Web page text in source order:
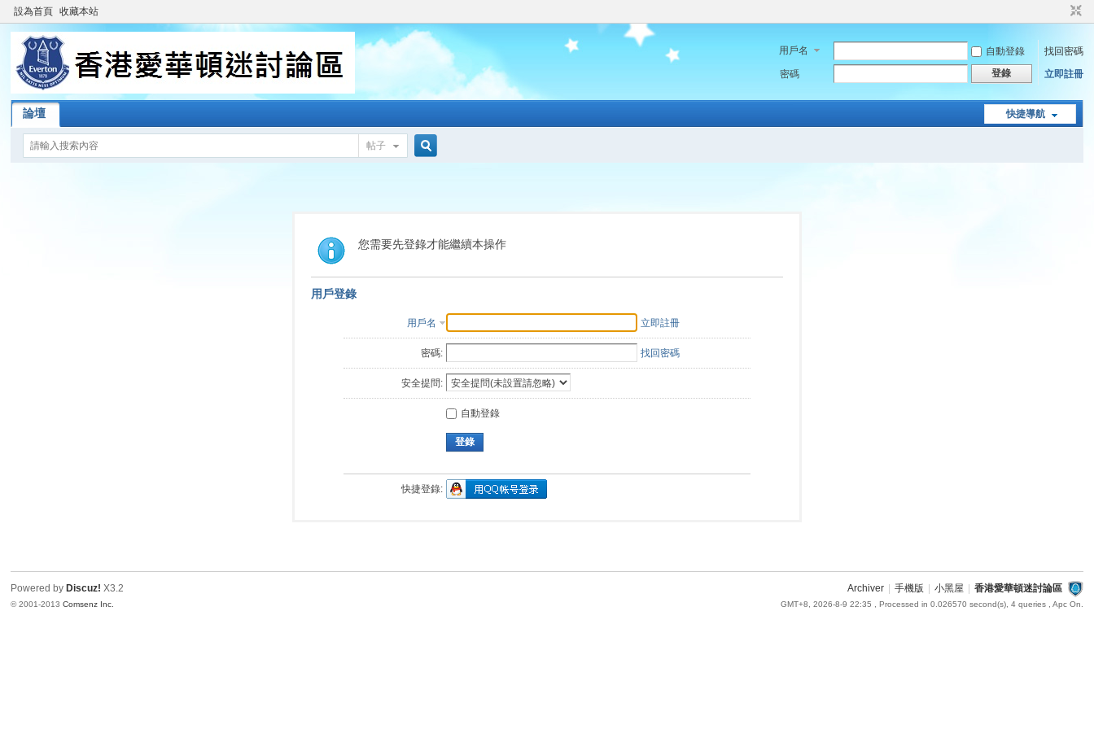
設為首頁 收藏本站
用戶名 自動登錄
找回密碼
密碼
登錄 立即註冊
快捷導航
論壇
帖子
索
您需要先登錄才能繼續本操作
用戶登錄
用戶名 立即註冊
密碼: 找回密碼
安全提問:
自動登錄
登錄
快捷登錄:
Archiver 手機版 小黑屋 香港愛華頓迷討論區
GMT+8, 2026-8-9 22:35 , Processed in 0.026570 second(s), 4 queries , Apc On.
Powered by Discuz! X3.2
© 2001-2013Comsenz Inc.